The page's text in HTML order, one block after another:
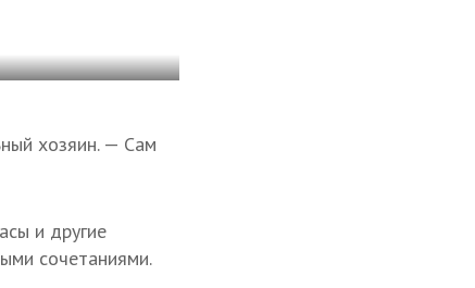
хозяин. — Сам
и другие
сочетаниями.